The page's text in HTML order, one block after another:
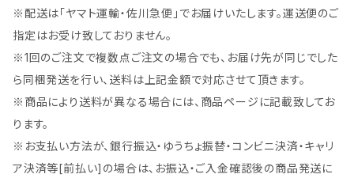
※配送は「ヤマト運輸・佐川急便」でお届けいたします。運送便のご
指定はお受け致しておりません。
※1回のご注文で複数点ご注文の場合でも、お届け先が同じでした
ら同梱発送を行い、送料は上記金額で対応させて頂きます。
※商品により送料が異なる場合には、商品ページに記載致してお
ります。
※お支払い方法が、銀行振込・ゆうちょ振替・コンビニ決済・キャリ
ア決済等[前払い]の場合は、お振込・ご入金確認後の商品発送に